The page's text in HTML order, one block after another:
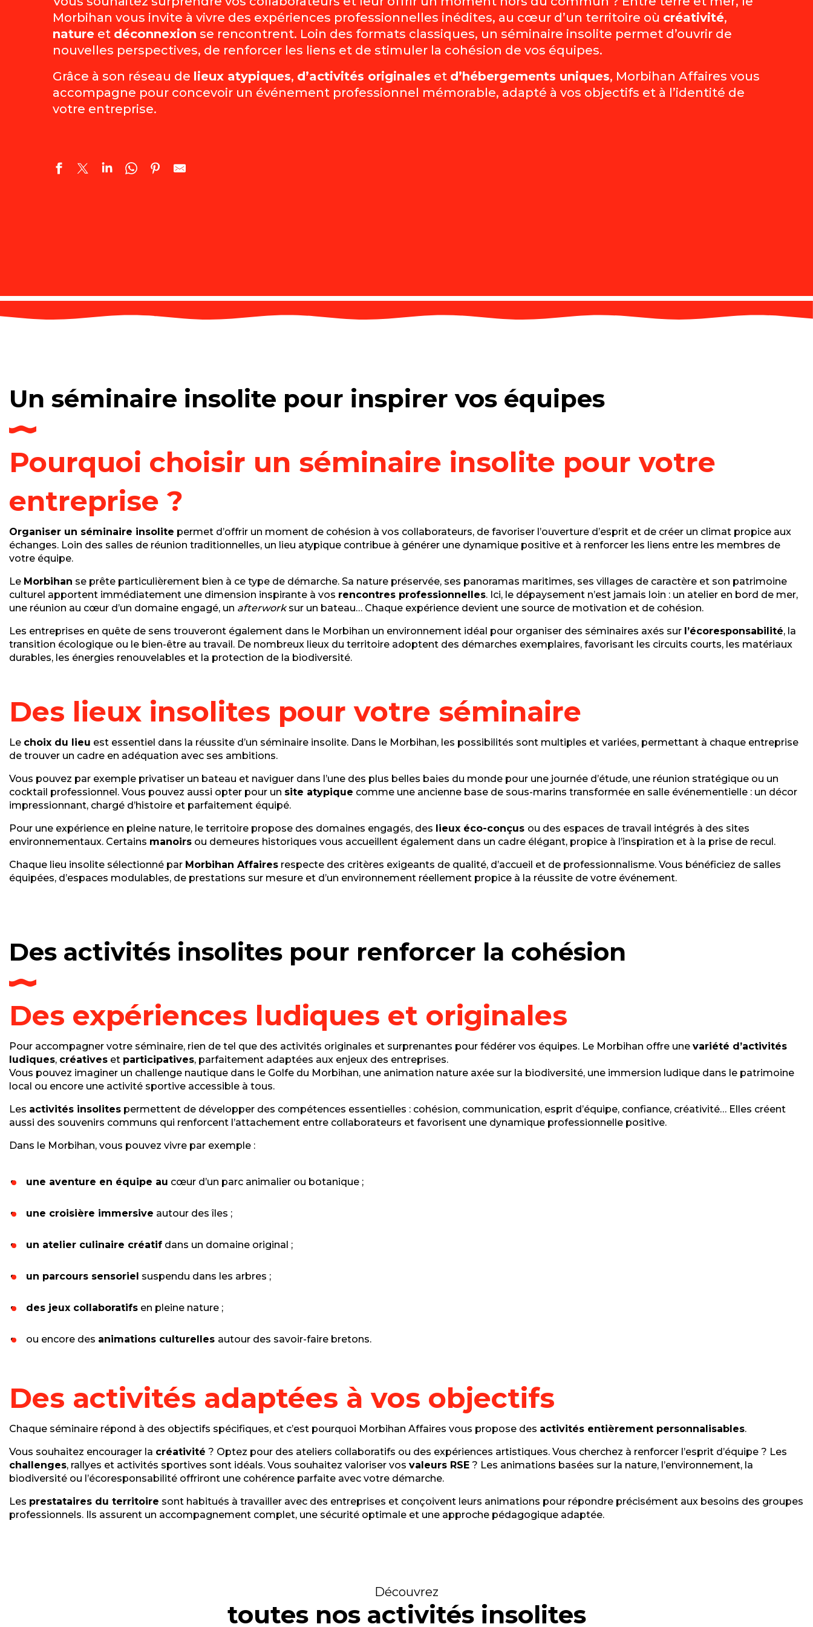
Morbihan vous invite à vivre des expériences professionnelles inédites, au cœur d’un territoire où créativité,
nature et déconnexion se rencontrent. Loin des formats classiques, un séminaire insolite permet d’ouvrir de
nouvelles perspectives, de renforcer les liens et de stimuler la cohésion de vos équipes.
Grâce à son réseau de lieux atypiques, d’activités originales et d’hébergements uniques, Morbihan Affaires vous
accompagne pour concevoir un événement professionnel mémorable, adapté à vos objectifs et à l’identité de
votre entreprise.
Un séminaire insolite pour inspirer vos équipes
Pourquoi choisir un séminaire insolite pour votre
entreprise ?
Organiser un séminaire insolite permet d’offrir un moment de cohésion à vos collaborateurs, de favoriser l’ouverture d’esprit et de créer un climat propice aux
échanges. Loin des salles de réunion traditionnelles, un lieu atypique contribue à générer une dynamique positive et à renforcer les liens entre les membres de
votre équipe.
Le Morbihan se prête particulièrement bien à ce type de démarche. Sa nature préservée, ses panoramas maritimes, ses villages de caractère et son patrimoine
culturel apportent immédiatement une dimension inspirante à vos rencontres professionnelles. Ici, le dépaysement n’est jamais loin : un atelier en bord de mer,
une réunion au cœur d’un domaine engagé, un afterworksur un bateau… Chaque expérience devient une source de motivation et de cohésion.
Les entreprises en quête de sens trouveront également dans le Morbihan un environnement idéal pour organiser des séminaires axés sur l’écoresponsabilité, la
transition écologique ou le bien-être au travail. De nombreux lieux du territoire adoptent des démarches exemplaires, favorisant les circuits courts, les matériaux
durables, les énergies renouvelables et la protection de la biodiversité.
Des lieux insolites pour votre séminaire
Le choix du lieu est essentiel dans la réussite d’un séminaire insolite. Dans le Morbihan, les possibilités sont multiples et variées, permettant à chaque entreprise
de trouver un cadre en adéquation avec ses ambitions.
Vous pouvez par exemple privatiser un bateau et naviguer dans l’une des plus belles baies du monde pour une journée d’étude, une réunion stratégique ou un
cocktail professionnel. Vous pouvez aussi opter pour un site atypique comme une ancienne base de sous-marins transformée en salle événementielle : un décor
impressionnant, chargé d’histoire et parfaitement équipé.
Pour une expérience en pleine nature, le territoire propose des domaines engagés, des lieux éco-conçus ou des espaces de travail intégrés à des sites
environnementaux. Certains manoirs ou demeures historiques vous accueillent également dans un cadre élégant, propice à l’inspiration et à la prise de recul.
Chaque lieu insolite sélectionné par Morbihan Affaires respecte des critères exigeants de qualité, d’accueil et de professionnalisme. Vous bénéficiez de salles
équipées, d’espaces modulables, de prestations sur mesure et d’un environnement réellement propice à la réussite de votre événement.
Des activités insolites pour renforcer la cohésion
Des expériences ludiques et originales
Pour accompagner votre séminaire, rien de tel que des activités originales et surprenantes pour fédérer vos équipes. Le Morbihan offre une variété d’activités
ludiques, créatives et participatives, parfaitement adaptées aux enjeux des entreprises.
Vous pouvez imaginer un challenge nautique dans le Golfe du Morbihan, une animation nature axée sur la biodiversité, une immersion ludique dans le patrimoine
local ou encore une activité sportive accessible à tous.
Les activités insolites permettent de développer des compétences essentielles : cohésion, communication, esprit d’équipe, confiance, créativité… Elles créent
aussi des souvenirs communs qui renforcent l’attachement entre collaborateurs et favorisent une dynamique professionnelle positive.
Dans le Morbihan, vous pouvez vivre par exemple :
une aventure en équipe au cœur d’un parc animalier ou botanique ;
une croisière immersive autour des îles ;
un atelier culinaire créatif dans un domaine original ;
un parcours sensoriel suspendu dans les arbres ;
des jeux collaboratifs en pleine nature ;
ou encore des animations culturelles autour des savoir-faire bretons.
Des activités adaptées à vos objectifs
Chaque séminaire répond à des objectifs spécifiques, et c’est pourquoi Morbihan Affaires vous propose des activités entièrement personnalisables.
Vous souhaitez encourager la créativité ? Optez pour des ateliers collaboratifs ou des expériences artistiques. Vous cherchez à renforcer l’esprit d’équipe ? Les
challenges, rallyes et activités sportives sont idéals. Vous souhaitez valoriser vos valeurs RSE ? Les animations basées sur la nature, l’environnement, la
biodiversité ou l’écoresponsabilité offriront une cohérence parfaite avec votre démarche.
Les prestataires du territoire sont habitués à travailler avec des entreprises et conçoivent leurs animations pour répondre précisément aux besoins des groupes
professionnels. Ils assurent un accompagnement complet, une sécurité optimale et une approche pédagogique adaptée.
Découvrez
toutes nos activités insolites